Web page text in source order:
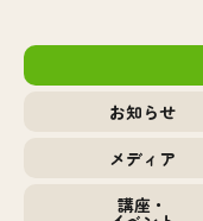
お知らせ
メディア
講座・